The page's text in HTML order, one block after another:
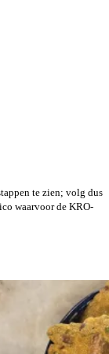
te zien; volg dus
waarvoor de KRO-